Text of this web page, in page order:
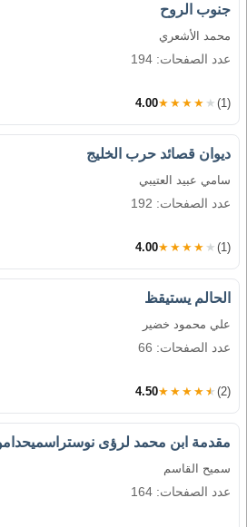
جنوب الروح
محمد الأشعري
عدد الصفحات: 194
4.00★★★★★ (1)
ديوان قصائد حرب الخليج
سامي عبيد العتيبي
عدد الصفحات: 192
4.00★★★★★ (1)
الحالم يستيقظ
علي محمود خضير
عدد الصفحات: 66
4.50★★★★★ (2)
مقدمة ابن محمد لرؤى
سميح القاسم
عدد الصفحات: 164